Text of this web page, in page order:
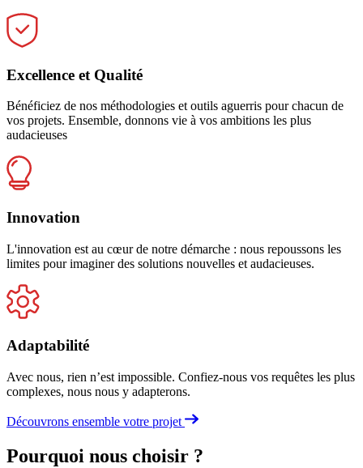
Excellence et Qualité
Bénéficiez de nos méthodologies et outils aguerris pour chacun de
vos projets. Ensemble, donnons vie à vos ambitions les plus
audacieuses
Innovation
L'innovation est au cœur de notre démarche : nous repoussons les
limites pour imaginer des solutions nouvelles et audacieuses.
Adaptabilité
Avec nous, rien n’est impossible. Confiez-nous vos requêtes les plus
complexes, nous nous y adapterons.
Découvrons ensemble votre projet
Pourquoi nous choisir ?